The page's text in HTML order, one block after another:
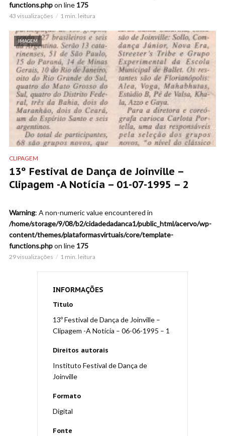
functions.phpon line 175
43 visualizações 1 min. leitura
IMAGEM
CLIPAGEM
13º Festival de Dança de Joinville –
Clipagem -A Notícia – 01-07-1995 – 2
Warning: A non-numeric value encountered in
/home/storage/9/08/b2/cidadedadanca1/public_html/acervo/wp-
content/themes/plataformasvirtuais/core/template-
functions.phpon line 175
29 visualizações 1 min. leitura
INFORMAÇÕES
Título
13º Festival de Dança de Joinville –
Clipagem -A Notícia – 06-06-1995 – 1
Direitos autorais
Instituto Festival de Dança de
Joinville
Formato
Digital
Fonte